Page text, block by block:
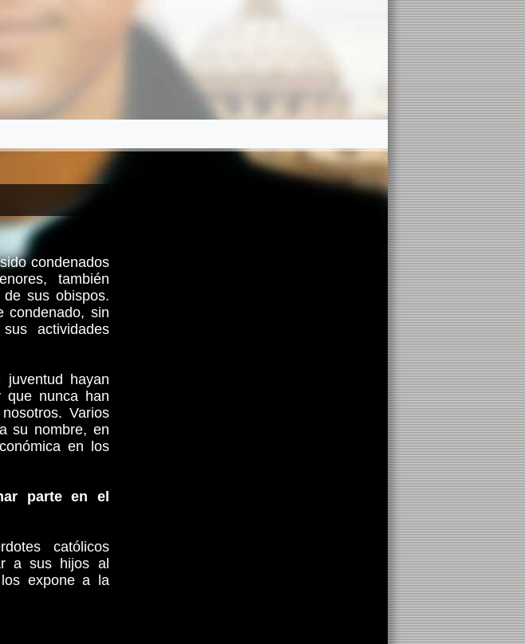
condenados
también
sus obispos.
condenado, sin
actividades
hayan
que nunca han
Varios
su nombre, en
en los
parte en el
católicos
a sus hijos al
expone a la